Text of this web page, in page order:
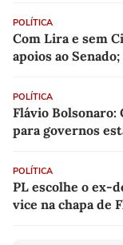
POLÍTICA
Com Lira e sem
apoios ao
POLÍTICA
Flávio Bolsonaro:
para governos
POLÍTICA
PL escolhe o ex-
vice na chapa de